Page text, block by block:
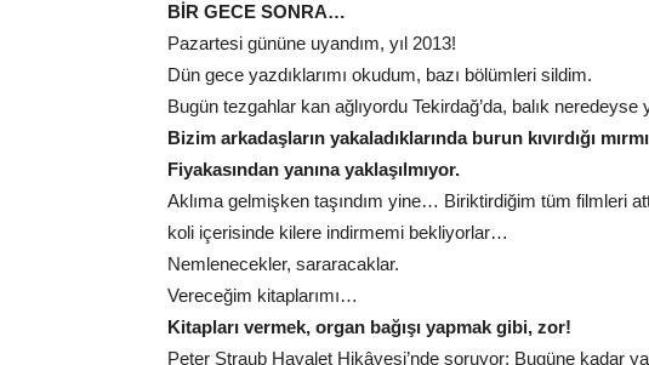
BİR GECE SONRA…
Pazartesi gününe uyandım, yıl 2013!
Dün gece yazdıklarımı okudum, bazı bölümleri sildim.
Bugün tezgahlar kan ağlıyordu Tekirdağ’da, balık neredeyse
Bizim arkadaşların yakaladıklarında burun kıvırdığı
Fiyakasından yanına yaklaşılmıyor.
Aklıma gelmişken taşındım yine… Biriktirdiğim tüm filmleri
koli içerisinde kilere indirmemi bekliyorlar…
Nemlenecekler, sararacaklar.
Vereceğim kitaplarımı…
Kitapları vermek, organ bağışı yapmak gibi, zor!
Peter Straub Hayalet Hikâyesi’nde soruyor; Bugüne kadar